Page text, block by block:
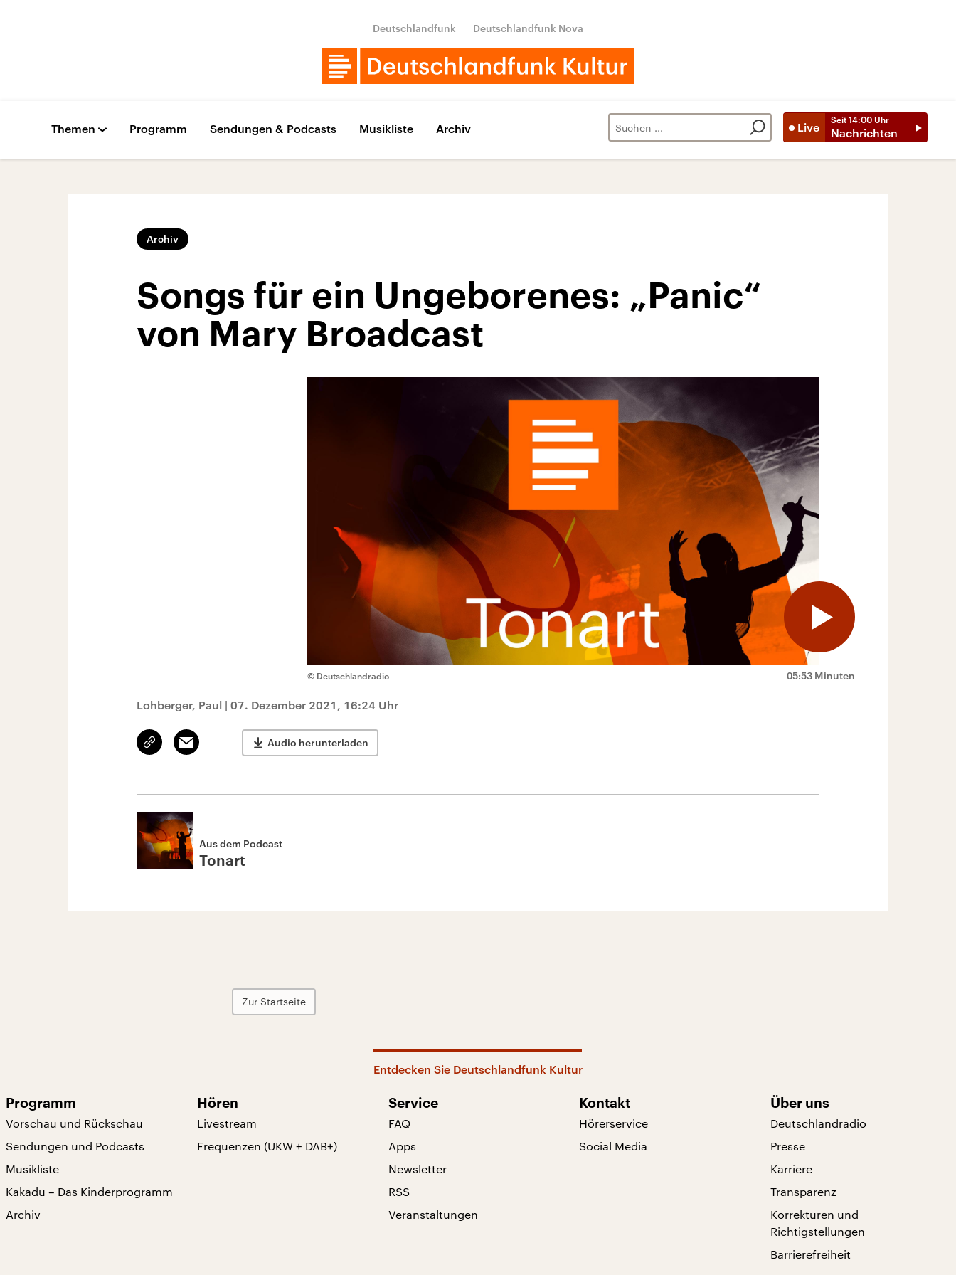
Deutschlandfunk Deutschlandfunk Nova
Live
Seit 14:00 Uhr
Nachrichten
Themen Programm Sendungen & Podcasts Musikliste Archiv
Archiv
Songs für ein Ungeborenes: „Panic“
von Mary Broadcast
05:53 Minuten
© Deutschlandradio
Lohberger, Paul | 07. Dezember 2021, 16:24 Uhr
Link
kopieren/teilen
Email Audio herunterladen
Aus dem Podcast
Tonart
Zur Startseite
Entdecken Sie Deutschlandfunk Kultur
Programm
Vorschau und Rückschau
Sendungen und Podcasts
Musikliste
Kakadu – Das Kinderprogramm
Archiv
Hören
Livestream
Frequenzen (UKW + DAB+)
Service
FAQ
Apps
Newsletter
RSS
Veranstaltungen
Kontakt
Hörerservice
Social Media
Über uns
Deutschlandradio
Presse
Karriere
Transparenz
Korrekturen und
Richtigstellungen
Barrierefreiheit